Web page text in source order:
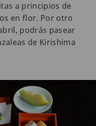
a principios de
en flor. Por otro
podrás pasear
de Kirishima